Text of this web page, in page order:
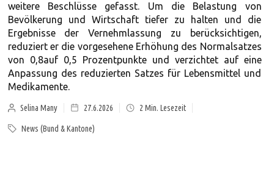
weitere Beschlüsse gefasst. Um die Belastung von
Bevölkerung und Wirtschaft tiefer zu halten und die
Ergebnisse der Vernehmlassung zu berücksichtigen,
reduziert er die vorgesehene Erhöhung des Normalsatzes
von 0,8auf 0,5 Prozentpunkte und verzichtet auf eine
Anpassung des reduzierten Satzes für Lebensmittel und
Medikamente.
Selina Many 27.6.2026 2 Min. Lesezeit
News (Bund & Kantone)